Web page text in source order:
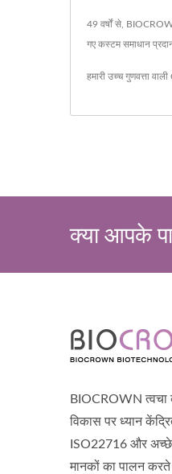
49 वर्षों से,
गए कस्टम समाधान
हमारी उच्च गुणवत्ता
क्या आपके
BIOCROWN त्वचा
विकास पर ध्यान
ISO22716 और अच्छे
मानकों का पालन